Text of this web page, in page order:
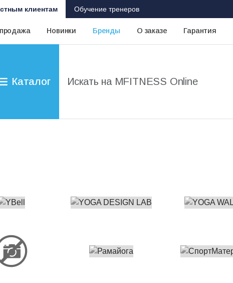
клиентам Обучение тренеров
Новинки Бренды О заказе Гарантия
Каталог